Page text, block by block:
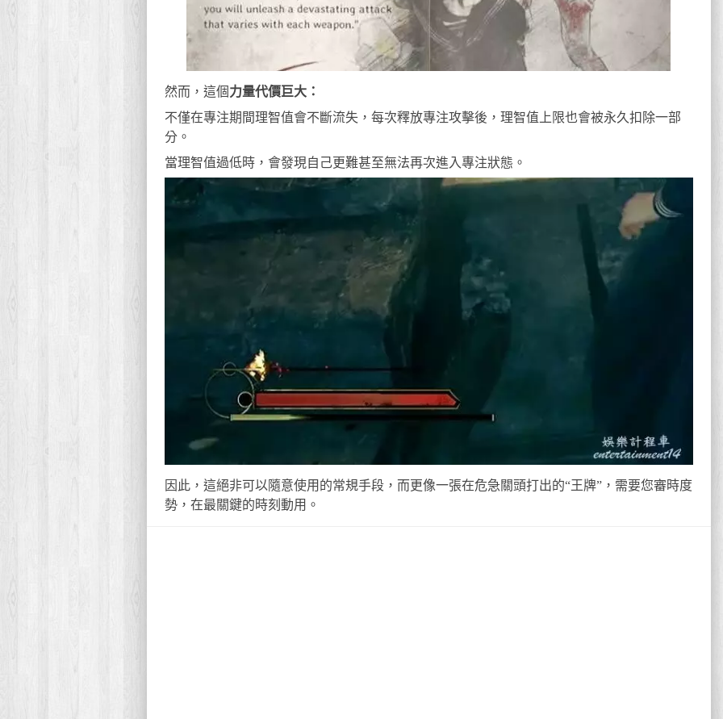
然而，這個力量代價巨大：
不僅在專注期間理智值會不斷流失，每次釋放專注攻擊後，理智值上限也會被永久扣除一部
分。
當理智值過低時，會發現自己更難甚至無法再次進入專注狀態。
因此，這絕非可以隨意使用的常規手段，而更像一張在危急關頭打出的“王牌”，需要您審時度
勢，在最關鍵的時刻動用。